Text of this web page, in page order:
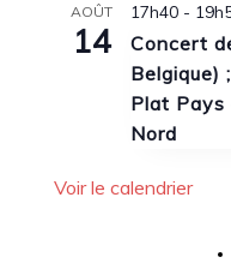
AOÛT
14
17h40-
Concert
Belgique)
Plat Pays
Nord
Voir le calendrier